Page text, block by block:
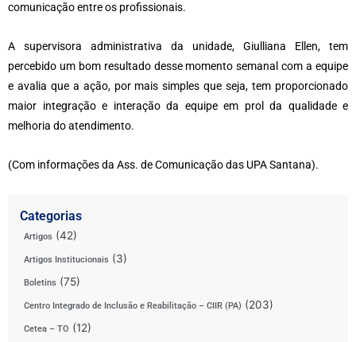
comunicação entre os profissionais.
A supervisora administrativa da unidade, Giulliana Ellen, tem
percebido um bom resultado desse momento semanal com a equipe
e avalia que a ação, por mais simples que seja, tem proporcionado
maior integração e interação da equipe em prol da qualidade e
melhoria do atendimento.
(Com informações da Ass. de Comunicação das UPA Santana).
Categorias
Artigos (42)
Artigos Institucionais (3)
Boletins (75)
Centro Integrado de Inclusão e Reabilitação – CIIR (PA) (203)
Cetea – TO (12)